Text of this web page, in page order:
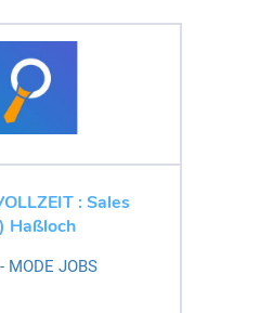
: Sales
Haßloch
MODE JOBS